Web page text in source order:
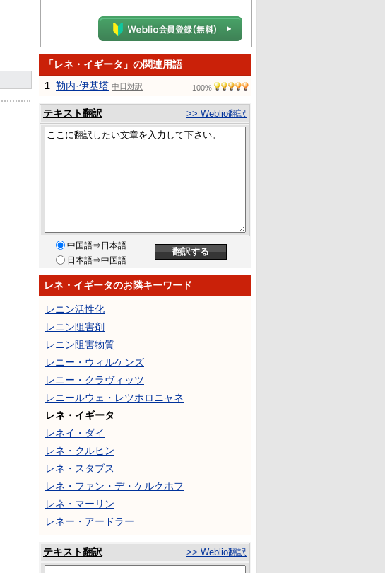
「レネ・イギータ」の関連用語
1 勒内·伊基塔 中日対訳 100%
テキスト翻訳 >> Weblio翻訳
中国語⇒日本語
日本語⇒中国語
レネ・イギータのお隣キーワード
レニン活性化
レニン阻害剤
レニン阻害物質
レニー・ウィルケンズ
レニー・クラヴィッツ
レニールウェ・レツホロニャネ
レネ・イギータ
レネイ・ダイ
レネ・クルヒン
レネ・スタブス
レネ・ファン・デ・ケルクホフ
レネ・マーリン
レネー・アードラー
テキスト翻訳 >> Weblio翻訳